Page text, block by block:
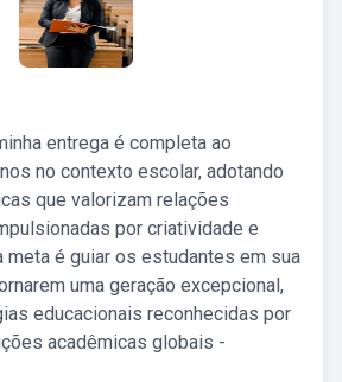
entrega é completa ao
no contexto escolar, adotando
que valorizam relações
por criatividade e
meta é guiar os estudantes em sua
uma geração excepcional,
educacionais reconhecidas por
acadêmicas globais -